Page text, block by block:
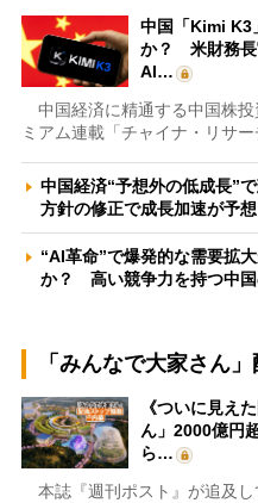
中国「Kimi K3
か？ 米財務長
AI…
中国経済に精通する中国株投
ミアム連載「チャイナ・リサ
中国経済“予想外の低成長”
方針の修正で成長加速が予
“AI革命”で爆発的な需要拡
か？ 高い競争力を持つ中
「みんなで大家さん
《ついに見え
ん」2000億円
ら…
本誌『週刊ポスト』が追及